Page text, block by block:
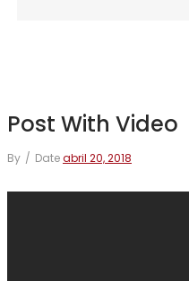
Post With Video
By / Dateabril 20, 2018